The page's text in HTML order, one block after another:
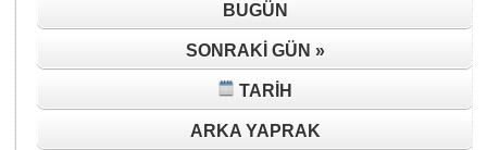
BUGÜN
SONRAKI GÜN »
TARIH
ARKA YAPRAK